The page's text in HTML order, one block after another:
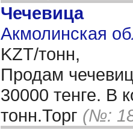
Чечевица
Акмолинская
KZT/тонн,
Продам
30000 тенге. В
тонн.Торг (№: